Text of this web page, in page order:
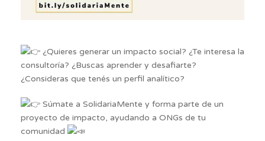
¿Quieres generar un impacto social? ¿Te interesa la
consultoría? ¿Buscas aprender y desafiarte?
¿Consideras que tenés un perfil analítico?
Súmate a SolidariaMente y forma parte de un
proyecto de impacto, ayudando a ONGs de tu
comunidad